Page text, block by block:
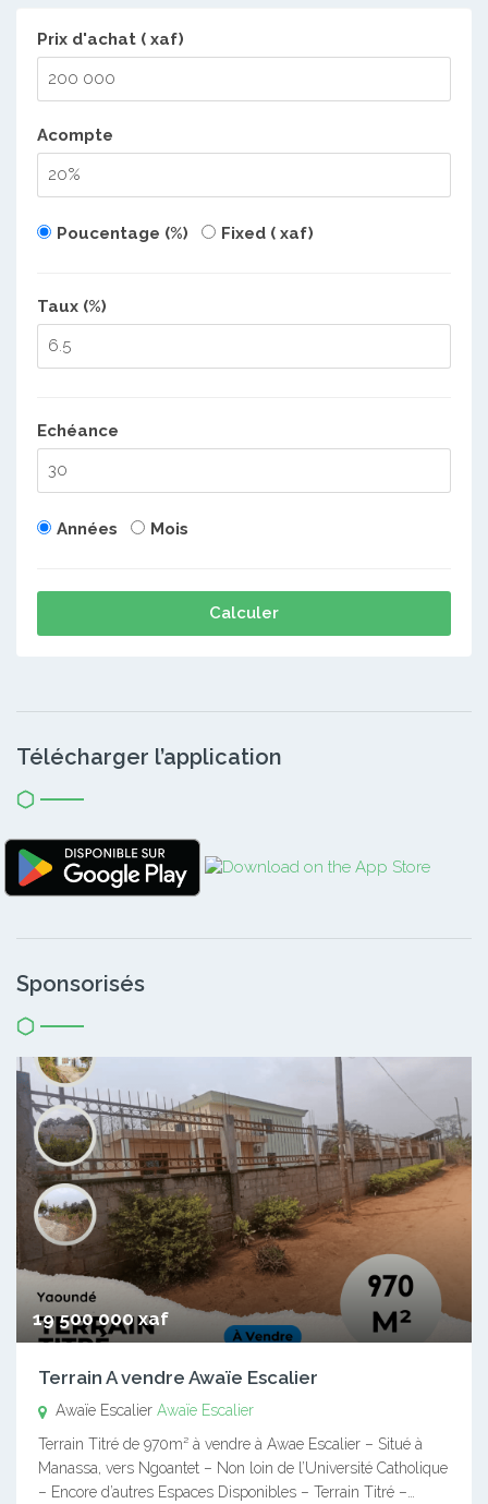
Prix d'achat ( xaf)
Acompte
Poucentage (%) Fixed ( xaf)
Taux (%)
Echéance
Années Mois
Calculer
Télécharger l’application
Sponsorisés
19 500 000 xaf
Terrain A vendre Awaïe Escalier
Awaïe Escalier Awaïe Escalier
Terrain Titré de 970m² à vendre à Awae Escalier – Situé à
Manassa, vers Ngoantet – Non loin de l’Université Catholique
– Encore d’autres Espaces Disponibles – Terrain Titré –…